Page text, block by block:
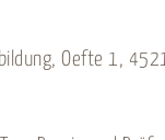
Oefte 1,